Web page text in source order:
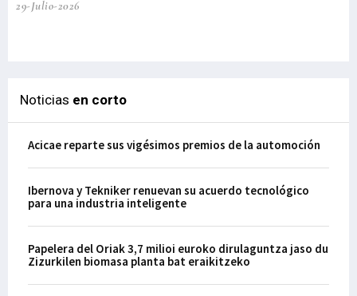
29-Julio-2026
Noticias en corto
Acicae reparte sus vigésimos premios de la automoción
Ibernova y Tekniker renuevan su acuerdo tecnológico
para una industria inteligente
Papelera del Oriak 3,7 milioi euroko dirulaguntza jaso du
Zizurkilen biomasa planta bat eraikitzeko